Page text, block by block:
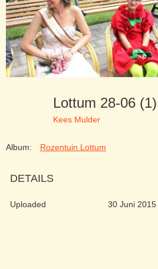
Lottum 28-06 (1)
Kees Mulder
Album: Rozentuin Lottum
DETAILS
Uploaded 30 Juni 2015